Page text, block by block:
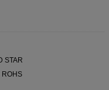
STAR
ROHS